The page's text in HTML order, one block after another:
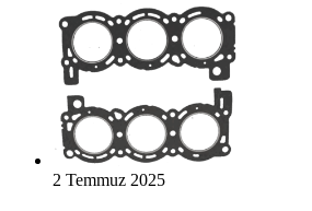
2 Temmuz 2025